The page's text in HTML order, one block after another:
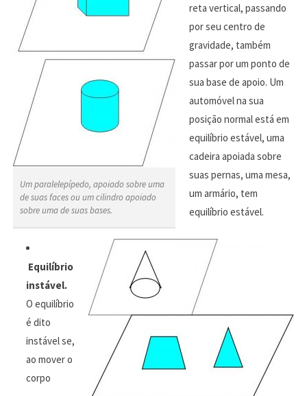
Um paralelepípedo, apoiado sobre uma
de suas faces ou um cilindro apoiado
sobre uma de suas bases.
reta vertical, passando
por seu centro de
gravidade, também
passar por um ponto de
sua base de apoio. Um
automóvel na sua
posição normal está em
equilíbrio estável, uma
cadeira apoiada sobre
suas pernas, uma mesa,
um armário, tem
equilíbrio estável.
Equilíbrio
instável.
O equilíbrio
é dito
instável se,
ao mover o
corpo